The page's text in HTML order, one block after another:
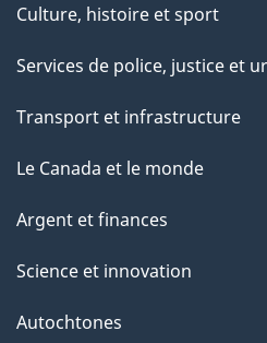
Culture, histoire et sport
Services de police, justice et
Transport et infrastructure
Le Canada et le monde
Argent et finances
Science et innovation
Autochtones